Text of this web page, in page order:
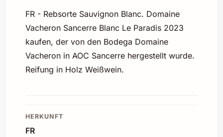
FR - Rebsorte Sauvignon Blanc. Domaine
Vacheron Sancerre Blanc Le Paradis 2023
kaufen, der von den Bodega Domaine
Vacheron in AOC Sancerre hergestellt wurde.
Reifung in Holz Weißwein.
HERKUNFT
FR